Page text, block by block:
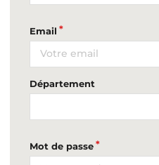
Email
Département
Mot de passe